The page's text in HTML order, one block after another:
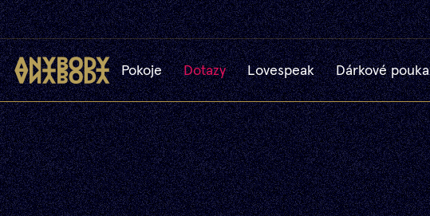
Pokoje Dotazy Lovespeak Dárkové